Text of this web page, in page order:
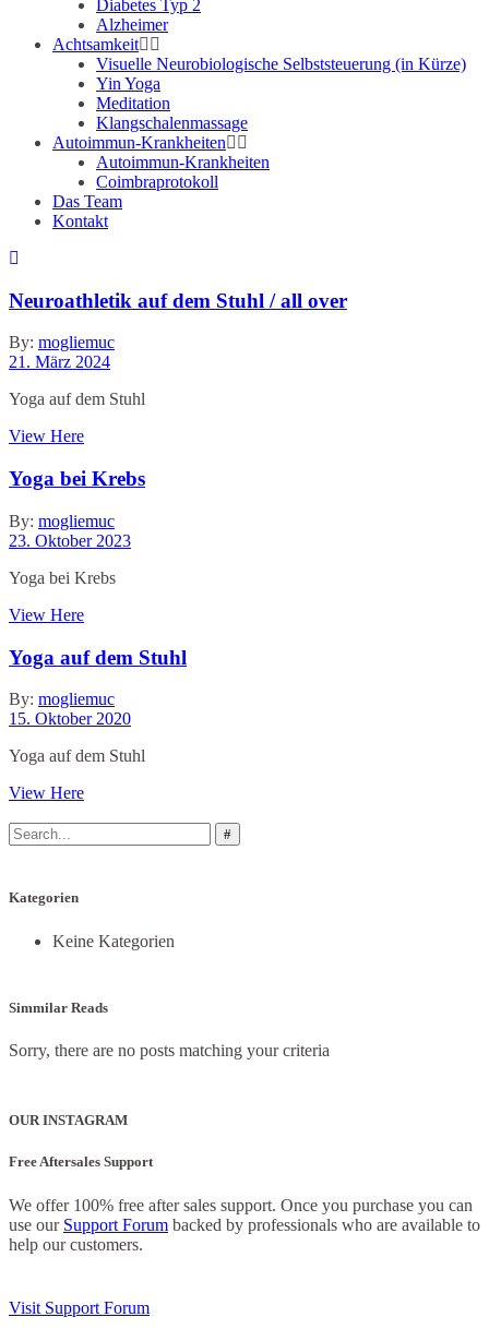
Diabetes Typ 2
Alzheimer
Achtsamkeit
Visuelle Neurobiologische Selbststeuerung (in Kürze)
Yin Yoga
Meditation
Klangschalenmassage
Autoimmun-Krankheiten
Autoimmun-Krankheiten
Coimbraprotokoll
Das Team
Kontakt
Neuroathletik auf dem Stuhl / all over
By: mogliemuc
21. März 2024
Yoga auf dem Stuhl
View Here
Yoga bei Krebs
By: mogliemuc
23. Oktober 2023
Yoga bei Krebs
View Here
Yoga auf dem Stuhl
By: mogliemuc
15. Oktober 2020
Yoga auf dem Stuhl
View Here
Search
for:
Kategorien
Keine Kategorien
Simmilar Reads
Sorry, there are no posts matching your criteria
OUR INSTAGRAM
Free Aftersales Support
We offer 100% free after sales support. Once you purchase you can
use our Support Forum backed by professionals who are available to
help our customers.
Visit Support Forum